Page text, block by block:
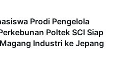
Prodi Pengelola
Poltek SCI Siap
Industri ke Jepang